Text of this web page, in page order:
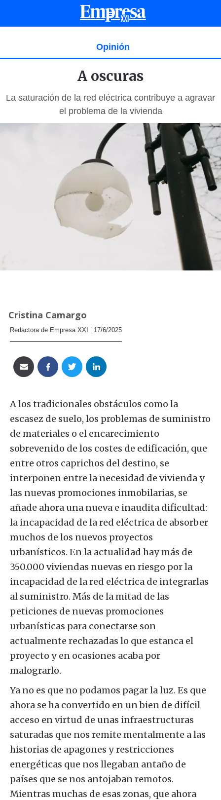
Opinión
A oscuras
La saturación de la red eléctrica contribuye a agravar
el problema de la vivienda
Cristina Camargo
Redactora de Empresa XXI 17/6/2025
A los tradicionales obstáculos como la
escasez de suelo, los problemas de suministro
de materiales o el encarecimiento
sobrevenido de los costes de edificación, que
entre otros caprichos del destino, se
interponen entre la necesidad de vivienda y
las nuevas promociones inmobilarias, se
añade ahora una nueva e inaudita dificultad:
la incapacidad de la red eléctrica de absorber
muchos de los nuevos proyectos
urbanísticos. En la actualidad hay más de
350.000 viviendas nuevas en riesgo por la
incapacidad de la red eléctrica de integrarlas
al suministro. Más de la mitad de las
peticiones de nuevas promociones
urbanísticas para conectarse son
actualmente rechazadas lo que estanca el
proyecto y en ocasiones acaba por
malograrlo.
Ya no es que no podamos pagar la luz. Es que
ahora se ha convertido en un bien de difícil
acceso en virtud de unas infraestructuras
saturadas que nos remite mentalmente a las
historias de apagones y restricciones
energéticas que nos llegaban antaño de
países que se nos antojaban remotos.
Mientras muchas de esas zonas, que ahora